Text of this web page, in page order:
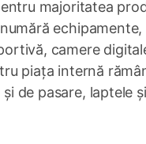
majoritatea
camere
piața internă
de pasare, laptele